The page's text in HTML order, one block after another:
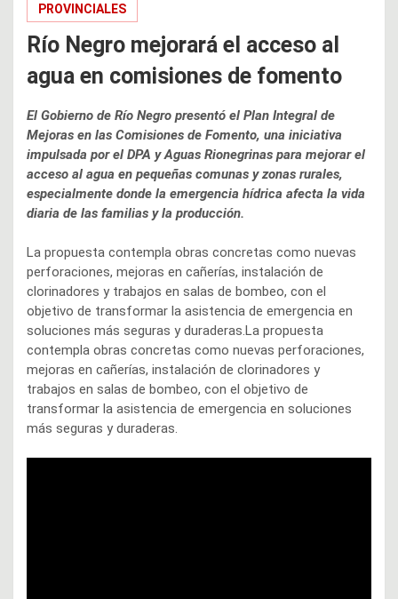
PROVINCIALES
Río Negro mejorará el acceso al
agua en comisiones de fomento
El Gobierno de Río Negro presentó el Plan Integral de
Mejoras en las Comisiones de Fomento, una iniciativa
impulsada por el DPA y Aguas Rionegrinas para mejorar el
acceso al agua en pequeñas comunas y zonas rurales,
especialmente donde la emergencia hídrica afecta la vida
diaria de las familias y la producción.
La propuesta contempla obras concretas como nuevas
perforaciones, mejoras en cañerías, instalación de
clorinadores y trabajos en salas de bombeo, con el
objetivo de transformar la asistencia de emergencia en
soluciones más seguras y duraderas.La propuesta
contempla obras concretas como nuevas perforaciones,
mejoras en cañerías, instalación de clorinadores y
trabajos en salas de bombeo, con el objetivo de
transformar la asistencia de emergencia en soluciones
más seguras y duraderas.